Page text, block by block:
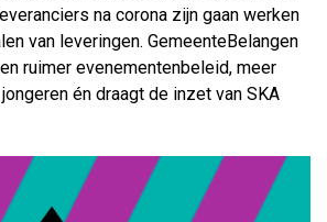
na corona zijn gaan werken
van leveringen. GemeenteBelangen
ruimer evenementenbeleid, meer
én draagt de inzet van SKA